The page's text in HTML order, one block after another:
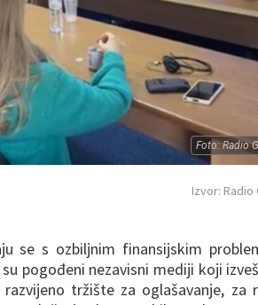
Foto: Radio
Izvor: Radio
se s ozbiljnim finansijskim
pogođeni nezavisni mediji koji
tržište za oglašavanje, za